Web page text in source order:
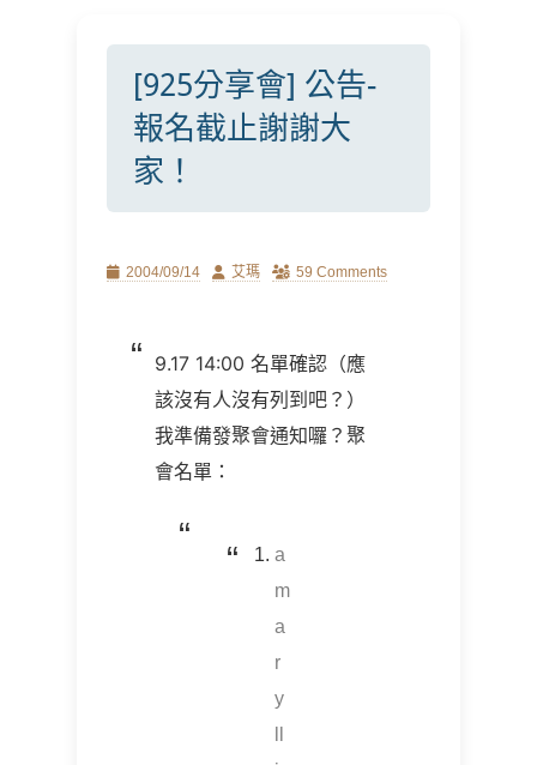
[925分享會] 公告-
報名截止謝謝大
家！
Posted
2004/09/14 Author
艾瑪 59 Comments
9.17 14:00 名單確認（應
該沒有人沒有列到吧？）
我準備發聚會通知囉？聚
會名單：
a
m
a
r
y